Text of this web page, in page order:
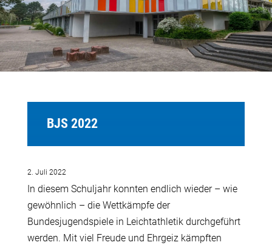
BJS 2022
2. Juli 2022
In diesem Schuljahr konnten endlich wieder – wie
gewöhnlich – die Wettkämpfe der
Bundesjugendspiele in Leichtathletik durchgeführt
werden. Mit viel Freude und Ehrgeiz kämpften